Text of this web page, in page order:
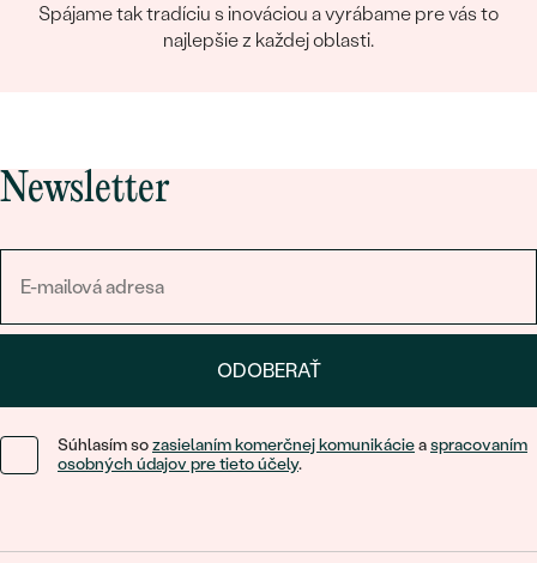
Spájame tak tradíciu s inováciou a vyrábame pre vás to
najlepšie z každej oblasti.
Newsletter
ODOBERAŤ
Súhlasím sozasielaním komerčnej komunikácieaspracovaním
osobných údajov pre tieto účely.